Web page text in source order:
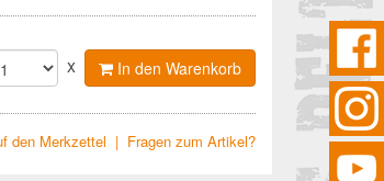
x In den Warenkorb
Fragen zum Artikel?
den Merkzettel |